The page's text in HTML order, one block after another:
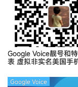
Google Voice靓号和
表 虚拟非实名美国手
Google Voice